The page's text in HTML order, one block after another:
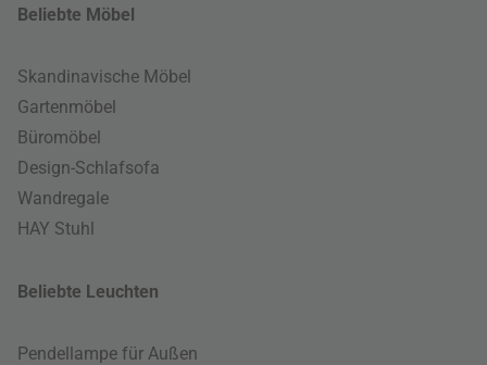
Beliebte Möbel
Skandinavische Möbel
Gartenmöbel
Büromöbel
Design-Schlafsofa
Wandregale
HAY Stuhl
Beliebte Leuchten
Pendellampe für Außen